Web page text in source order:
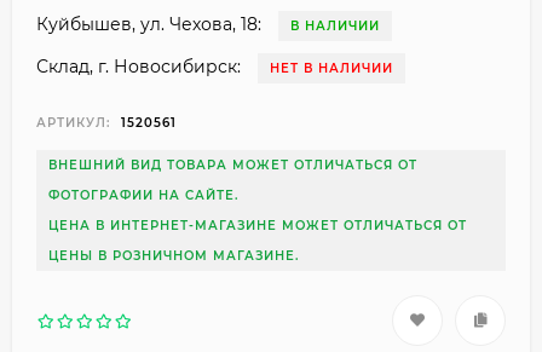
Куйбышев, ул. Чехова, 18: В НАЛИЧИИ
Склад, г. Новосибирск: НЕТ В НАЛИЧИИ
АРТИКУЛ: 1520561
ВНЕШНИЙ ВИД ТОВАРА МОЖЕТ ОТЛИЧАТЬСЯ ОТ
ФОТОГРАФИИ НА САЙТЕ.
ЦЕНА В ИНТЕРНЕТ-МАГАЗИНЕ МОЖЕТ ОТЛИЧАТЬСЯ ОТ
ЦЕНЫ В РОЗНИЧНОМ МАГАЗИНЕ.